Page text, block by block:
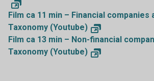
Film ca 11 min – Financial companies
Taxonomy (Youtube)
Film ca 13 min – Non-financial
Taxonomy (Youtube)